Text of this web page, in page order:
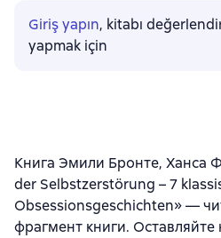
Giriş yapın, kitabı
yapmak için
Книга Эмили Бронте, Ханса
der Selbstzerstörung – 7
Obsessionsgeschichten» —
фрагмент книги.